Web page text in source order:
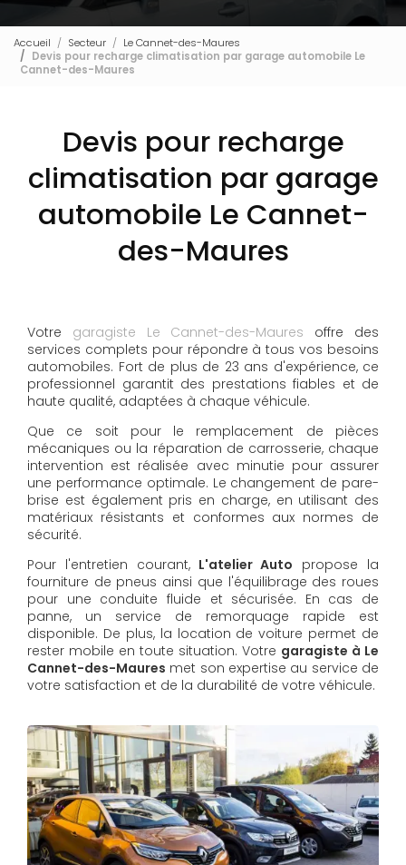
Accueil Secteur
Le Cannet-des-Maures
Devis pour recharge climatisation par garage automobile Le
Cannet-des-Maures
Devis pour recharge
climatisation par garage
automobile Le Cannet-
des-Maures
Votre garagiste Le Cannet-des-Maures offre des
services complets pour répondre à tous vos besoins
automobiles. Fort de plus de 23 ans d'expérience, ce
professionnel garantit des prestations fiables et de
haute qualité, adaptées à chaque véhicule.
Que ce soit pour le remplacement de pièces
mécaniques ou la réparation de carrosserie, chaque
intervention est réalisée avec minutie pour assurer
une performance optimale. Le changement de pare-
brise est également pris en charge, en utilisant des
matériaux résistants et conformes aux normes de
sécurité.
Pour l'entretien courant,L'atelier Auto propose la
fourniture de pneus ainsi que l'équilibrage des roues
pour une conduite fluide et sécurisée. En cas de
panne, un service de remorquage rapide est
disponible. De plus, la location de voiture permet de
rester mobile en toute situation. Votre garagiste à Le
Cannet-des-Maures met son expertise au service de
votre satisfaction et de la durabilité de votre véhicule.